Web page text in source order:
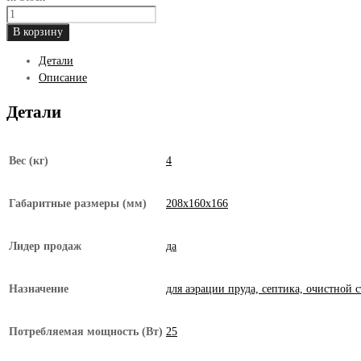
Количество
товара
компрессор
Hailea
silent
водозащищ,
безшумн.
В корзину
Детали
Описание
Детали
Вес (кг) 4
Габаритные размеры (мм) 208х160х166
Лидер продаж да
Назначение для аэрации пруда, септика, очистной
Потребляемая мощность (Вт) 25